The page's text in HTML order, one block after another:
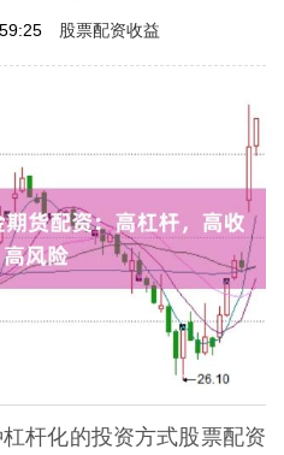
股票配资收益
杆化的投资方式股票配资